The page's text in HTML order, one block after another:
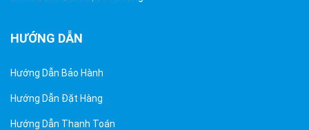
HƯỚNG DẪN
Hướng Dẫn Bảo Hành
Hướng Dẫn Đặt Hàng
Hướng Dẫn Thanh Toán